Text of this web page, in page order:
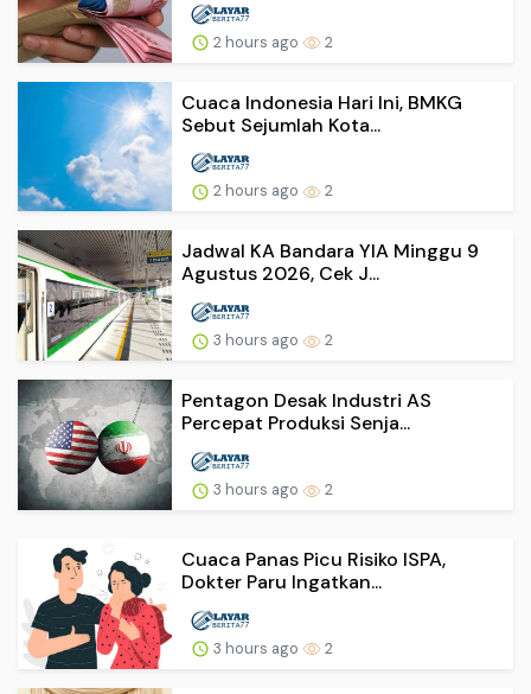
2 hours ago 2
Cuaca Indonesia Hari Ini, BMKG
Sebut Sejumlah Kota...
2 hours ago 2
Jadwal KA Bandara YIA Minggu 9
Agustus 2026, Cek J...
3 hours ago 2
Pentagon Desak Industri AS
Percepat Produksi Senja...
3 hours ago 2
Cuaca Panas Picu Risiko ISPA,
Dokter Paru Ingatkan...
3 hours ago 2